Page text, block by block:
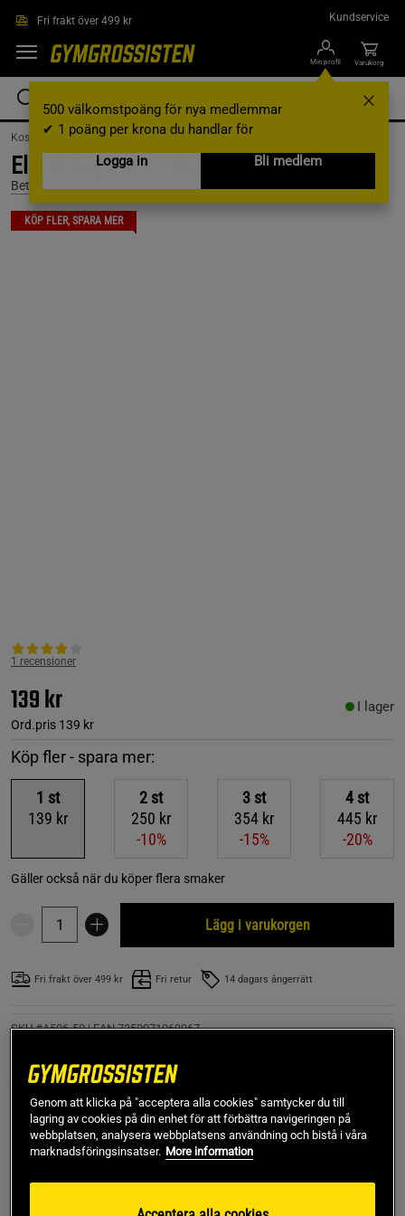
Fri frakt över 499 kr Kundservice
Min profil
500 välkomstpoäng för nya medlemmar
✔ 1 poäng per krona du handlar för
Logga in
Bli medlem
Varukorg
Kosttillskott /Vitaminer & Mineraler /Mikronutrienter
Elektrolytpulver Citron 150g
Better You
KÖP FLER, SPARA MER
1 recensioner
139 kr
Ord.pris 139 kr
I lager
Köp fler - spara mer:
1 st
139 kr
2 st
250 kr
-10%
3 st
354 kr
-15%
4 st
445 kr
-20%
Gäller också när du köper flera smaker
Lägg i varukorgen
Fri frakt över 499 kr Fri retur 14 dagars ångerrätt
SKU #A506-50| EAN7350071069967
viktiga mineraler och elektrolyter så som magnesium,
natrium och kalium. I form av pulver som är lätt att blanda
och gott att dricka.
Läs mer
Genom att klicka på "acceptera alla cookies" samtycker du till
lagring av cookies på din enhet för att förbättra navigeringen på
webbplatsen, analysera webbplatsens användning och bistå i våra
marknadsföringsinsatser. More information